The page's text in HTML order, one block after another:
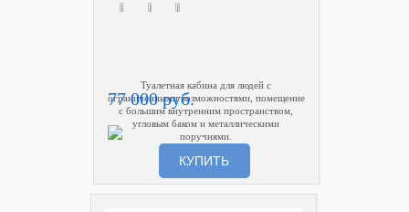
Туалетная кабина для людей с
ограниченными возможностями, помещение
с большим внутренним пространством,
угловым баком и металлическими
поручнями.
77 000 руб.
КУПИТЬ